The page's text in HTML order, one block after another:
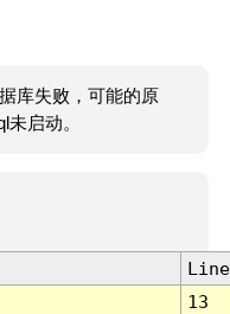
库失败，可能的原
启动。
Line
13